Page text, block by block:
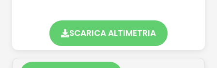
SCARICA ALTIMETRIA